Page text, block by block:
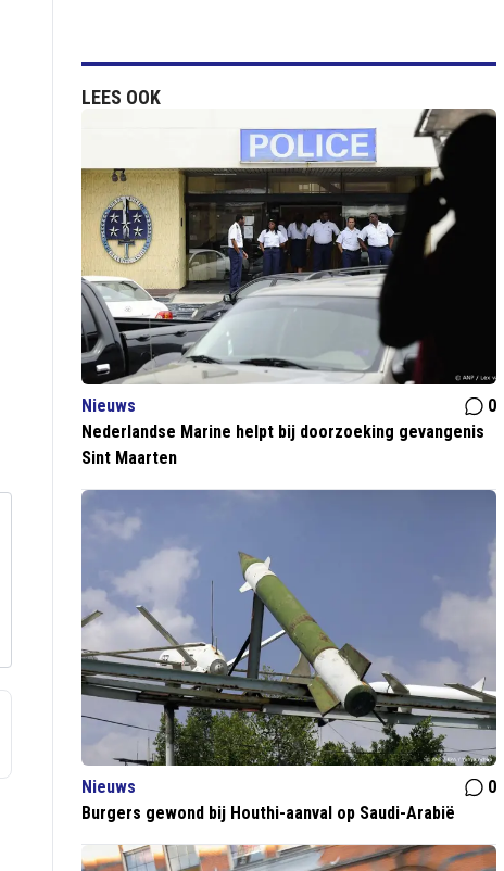
LEES OOK
Nieuws
0
Nederlandse Marine helpt bij doorzoeking gevangenis
Sint Maarten
Nieuws
0
Burgers gewond bij Houthi-aanval op Saudi-Arabië